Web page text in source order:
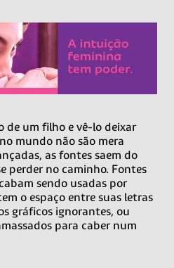
de um filho e vê-lo deixar
mundo não são mera
as fontes saem do
perder no caminho. Fontes
sendo usadas por
o espaço entre suas letras
gráficos ignorantes, ou
para caber num